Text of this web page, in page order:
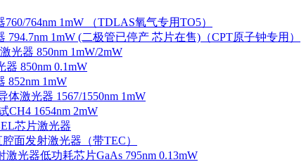
764nm 1mW （TDLAS氧气专用TO5）
794.7nm 1mW (二极管已停产 芯片在售)（CPT原子钟专用）
光器 850nm 1mW/2mW
850nm 0.1mW
852nm 1mW
体激光器 1567/1550nm 1mW
CH4 1654nm 2mW
芯片激光器
面发射激光器（带TEC）
光器低功耗芯片GaAs 795nm 0.13mW